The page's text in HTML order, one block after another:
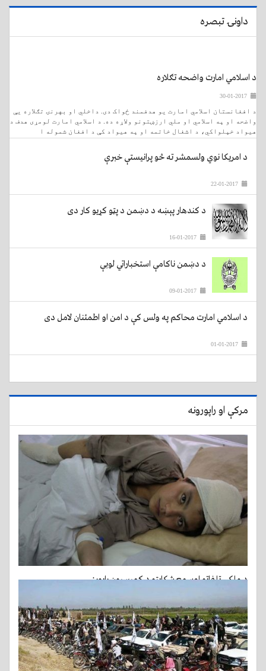
داونۍ تبصره
د اسلامي امارت واضحه تګلاره
30-01-2017
د افغانستان اسلامي امارت یو هدفمند ځواک دی. داخلي او بهرنۍ تګلاره یې
واضحه او په اسلامي او ملي ارزښتونو ولاړه ده. د اسلامي امارت لومړی هدف د
هیواد خپلواکي، د اشغال خاتمه او په هيواد کې د افغان شموله ا
د امریکا نوي ولسمشر ته څو پرانیستې خبرې
22-01-2017
د کندهار پېښه د دښمن د پټو کړیو کار دی
16-01-2017
د دښمن ناکامې استخباراتي لوبې
09-01-2017
د اسلامي امارت محاکم په ولس کې د امن او اطمئنان لامل دی
01-01-2017
مرکې او راپورونه
د ملکي تلفاتو اوسمع شکایتو د کمیسیون راپور: